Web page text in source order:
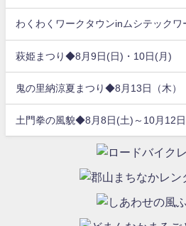
わくわくワークタウンinムシテック
萩姫まつり◆8月9日(日)・10日(月)
鬼の里納涼夏まつり◆8月13日（木）
土門拳の風貌◆8月8日(土)～10月12